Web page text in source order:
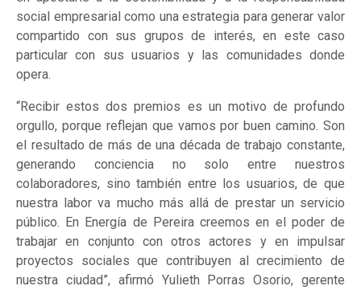
social empresarial como una estrategia para generar valor
compartido con sus grupos de interés, en este caso
particular con sus usuarios y las comunidades donde
opera.
“Recibir estos dos premios es un motivo de profundo
orgullo, porque reflejan que vamos por buen camino. Son
el resultado de más de una década de trabajo constante,
generando conciencia no solo entre nuestros
colaboradores, sino también entre los usuarios, de que
nuestra labor va mucho más allá de prestar un servicio
público. En Energía de Pereira creemos en el poder de
trabajar en conjunto con otros actores y en impulsar
proyectos sociales que contribuyen al crecimiento de
nuestra ciudad”, afirmó Yulieth Porras Osorio, gerente